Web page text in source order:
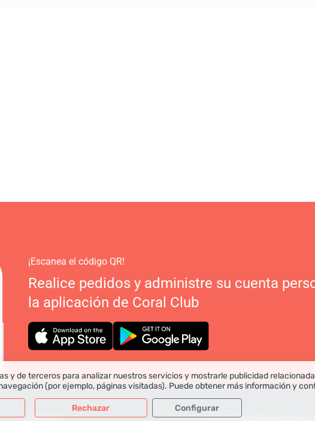
y de terceros para analizar nuestros servicios y mostrarle publicidad
(por ejemplo, páginas visitadas). Puede obtener más información y
Rechazar Configurar
¡Escanea el código QR!
Realice pedidos y administre su cuenta
la aplicación de Coral Club